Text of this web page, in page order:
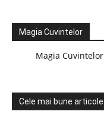
Magia Cuvintelor
Magia Cuvintelor
Cele mai bune articole